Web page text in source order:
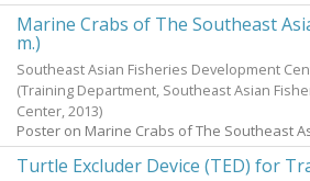
Marine Crabs of The Southeast
m.)
Southeast Asian Fisheries Development
(Training Department, Southeast Asian
Center,2013)
Poster on Marine Crabs of The Southeast
Turtle Excluder Device (TED) for